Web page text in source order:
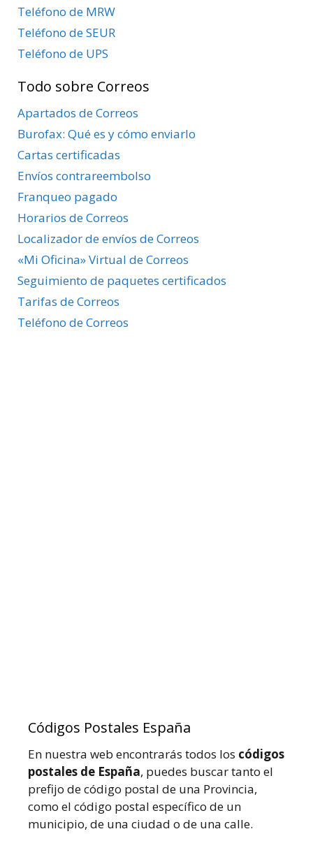
Teléfono de MRW
Teléfono de SEUR
Teléfono de UPS
Todo sobre Correos
Apartados de Correos
Burofax: Qué es y cómo enviarlo
Cartas certificadas
Envíos contrareembolso
Franqueo pagado
Horarios de Correos
Localizador de envíos de Correos
«Mi Oficina» Virtual de Correos
Seguimiento de paquetes certificados
Tarifas de Correos
Teléfono de Correos
Códigos Postales España
En nuestra web encontrarás todos los códigos
postales de España, puedes buscar tanto el
prefijo de código postal de una Provincia,
como el código postal específico de un
municipio, de una ciudad o de una calle.